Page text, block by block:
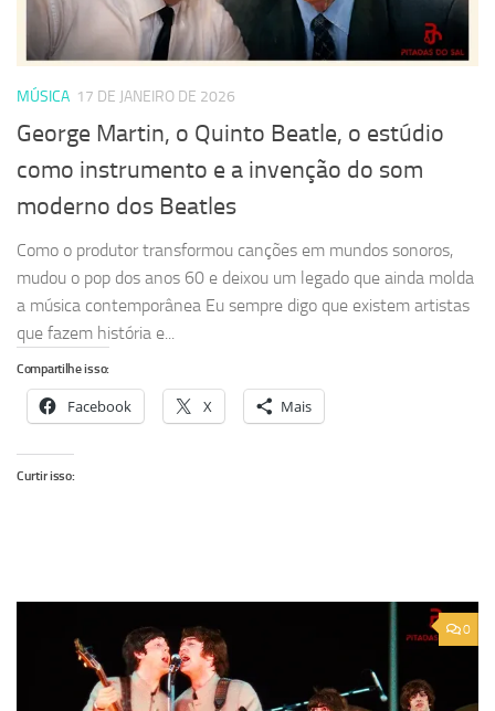
MÚSICA 17 DE JANEIRO DE 2026
George Martin, o Quinto Beatle, o estúdio
como instrumento e a invenção do som
moderno dos Beatles
Como o produtor transformou canções em mundos sonoros,
mudou o pop dos anos 60 e deixou um legado que ainda molda
a música contemporânea Eu sempre digo que existem artistas
que fazem história e...
Compartilhe isso:
Facebook X Mais
Curtir isso:
0